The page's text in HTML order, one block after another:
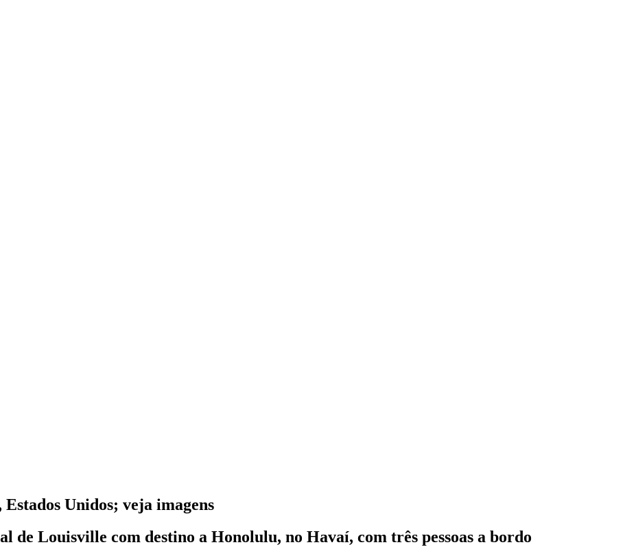
Unidos; veja imagens
de Louisville com destino a Honolulu, no Havaí, com três pessoas a bordo